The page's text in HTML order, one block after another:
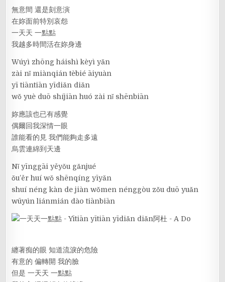
無意間 還是刻意演
在妳面前特別哀怨
一天天 一點點
我越多時間活在妳身邊
Wúyì zhōng háishì kèyì yǎn
zài nǐ miànqián tèbié āiyuàn
yī tiāntiān yīdiǎn diǎn
wǒ yuè duō shíjiān huó zài nǐ shēnbiān
妳應該也已有感覺
偶爾回我深情一眼
誰能看的見 我們能夠走多遠
烏雲連綿到天邊
Nǐ yīnggāi yěyǒu gǎnjué
ǒu’ěr huí wǒ shēnqíng yīyǎn
shuí néng kàn de jiàn wǒmen nénggòu zǒu duō yuǎn
wūyún liánmián dào tiānbiān
纏著痴的眼 知道流淚的危險
有意的 偏轉開 我的臉
但是 一天天 一點點